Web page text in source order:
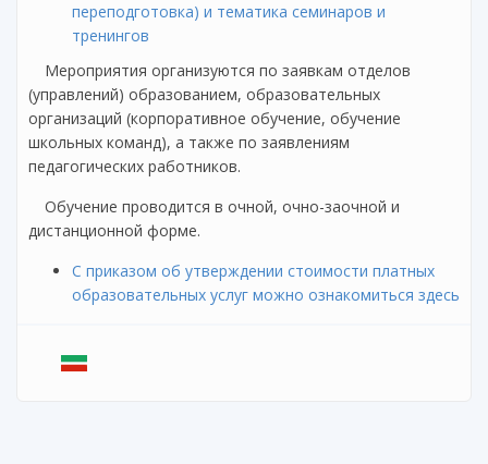
переподготовка) и тематика семинаров и
тренингов
Мероприятия организуются по заявкам отделов
(управлений) образованием, образовательных
организаций (корпоративное обучение, обучение
школьных команд), а также по заявлениям
педагогических работников.
Обучение проводится в очной, очно-заочной и
дистанционной форме.
С приказом об утверждении стоимости платных
образовательных услуг можно ознакомиться здесь